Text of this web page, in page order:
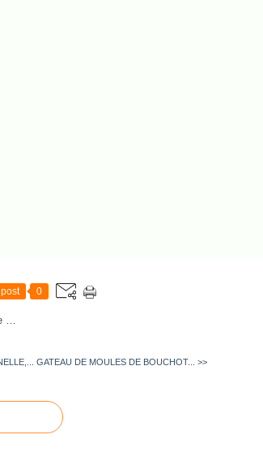
0
…
GATEAU DE MOULES DE BOUCHOT... >>